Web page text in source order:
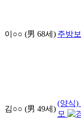
이○○ (男 68세) 주방
김○○ (男 49세)
(양식)
모